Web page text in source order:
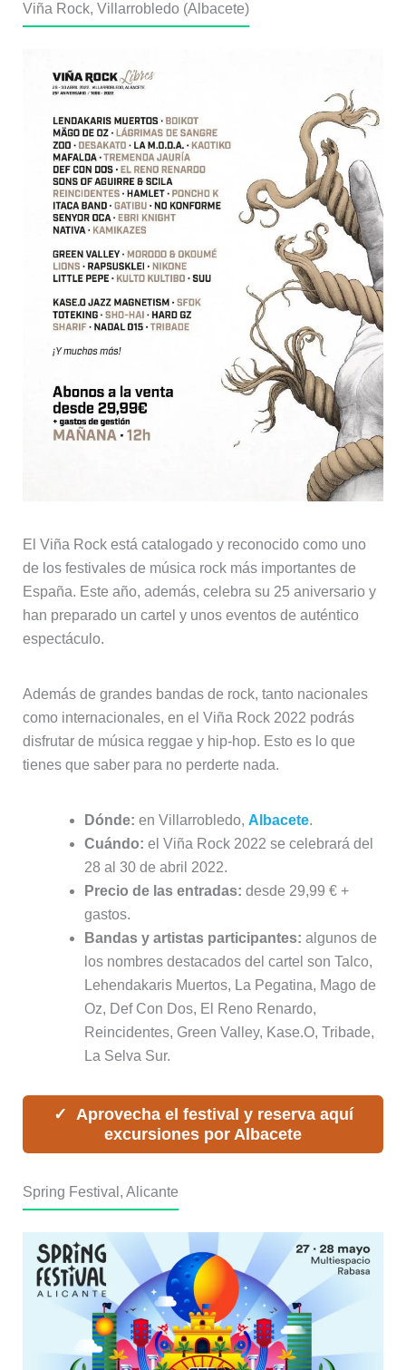
Viña Rock, Villarrobledo (Albacete)
El Viña Rock está catalogado y reconocido como uno
de los festivales de música rock más importantes de
España. Este año, además, celebra su 25 aniversario y
han preparado un cartel y unos eventos de auténtico
espectáculo.
Además de grandes bandas de rock, tanto nacionales
como internacionales, en el Viña Rock 2022 podrás
disfrutar de música reggae y hip-hop. Esto es lo que
tienes que saber para no perderte nada.
Dónde: en Villarrobledo, Albacete.
Cuándo: el Viña Rock 2022 se celebrará del
28 al 30 de abril 2022.
Precio de las entradas: desde 29,99 € +
gastos.
Bandas y artistas participantes: algunos de
los nombres destacados del cartel son Talco,
Lehendakaris Muertos, La Pegatina, Mago de
Oz, Def Con Dos, El Reno Renardo,
Reincidentes, Green Valley, Kase.O, Tribade,
La Selva Sur.
Aprovecha el festival y reserva aquí
excursiones por Albacete
Spring Festival, Alicante